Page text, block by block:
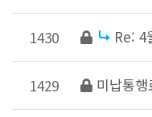
1430 Re: 4
1429 미납통